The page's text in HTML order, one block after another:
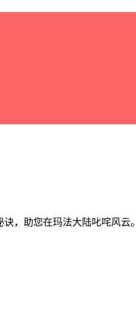
，助您在玛法大陆叱咤风云。